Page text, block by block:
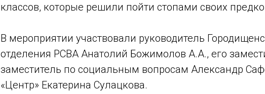
классов, которые решили пойти стопами своих
В мероприятии участвовали руководитель
отделения РСВА Анатолий Божимолов А.А., его
заместитель по социальным вопросам Александр
«Центр» Екатерина Сулацкова.